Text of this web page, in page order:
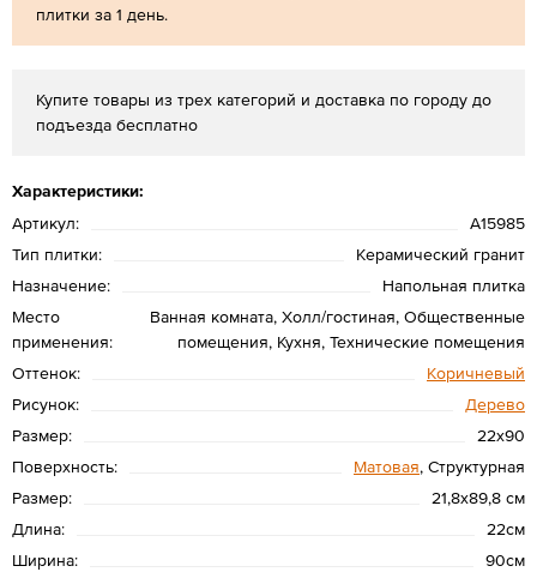
плитки за 1 день.
Купите товары из трех категорий и доставка по городу до
подъезда бесплатно
Характеристики:
Артикул:
А15985
Тип плитки:
Керамический гранит
Назначение:
Напольная плитка
Место
применения:
Ванная комната, Холл/гостиная, Общественные
помещения, Кухня, Технические помещения
Оттенок:
Коричневый
Рисунок:
Дерево
Размер:
22х90
Поверхность:
Матовая, Структурная
Размер:
21,8x89,8 см
Длина:
22см
Ширина:
90см